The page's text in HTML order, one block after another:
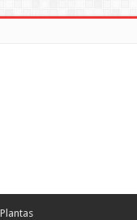
Plantas